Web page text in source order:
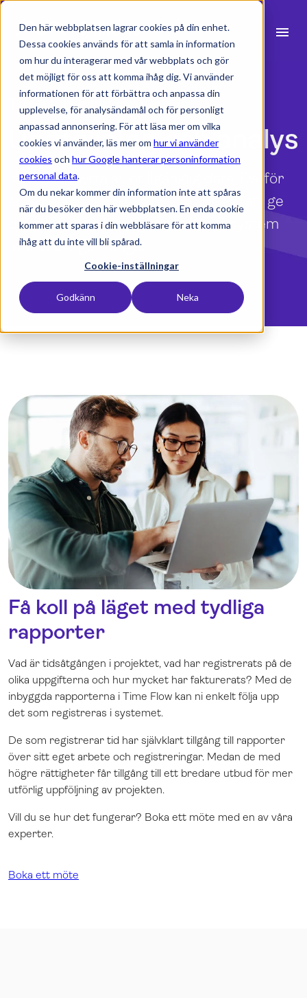
Den här webbplatsen lagrar cookies på din enhet.
Dessa cookies används för att samla in information
om hur du interagerar med vår webbplats och gör
det möjligt för oss att komma ihåg dig. Vi använder
informationen för att förbättra och anpassa din
upplevelse, för analysändamål och för personligt
anpassad annonsering. För att läsa mer om vilka
cookies vi använder, läs mer om hur vi använder
cookies och hur Google hanterar personinformation
personal data.
Om du nekar kommer din information inte att spåras
när du besöker den här webbplatsen. En enda cookie
kommer att sparas i din webbläsare för att komma
ihåg att du inte vill bli spårad.
Cookie-inställningar
Godkänn Neka
menu
Produkter
Branscher expand_more
Resurser
expand_more
Integrationer
search
Boka en demo
Time Flow | Uppföljning
Uppföljning och analys
Ingen har nytta av otillgänglig data. Därför
är Milients lösningar utvecklade för att ge
dig tillgång till informationen i ert system
utan onödigt krångel.
Få koll på läget med tydliga
rapporter
Vad är tidsåtgången i projektet, vad har registrerats på de
olika uppgifterna och hur mycket har fakturerats? Med de
inbyggda rapporterna i Time Flow kan ni enkelt följa upp
det som registreras i systemet.
De som registrerar tid har självklart tillgång till rapporter
över sitt eget arbete och registreringar. Medan de med
högre rättigheter får tillgång till ett bredare utbud för mer
utförlig uppföljning av projekten.
Vill du se hur det fungerar? Boka ett möte med en av våra
experter.
Boka ett möte